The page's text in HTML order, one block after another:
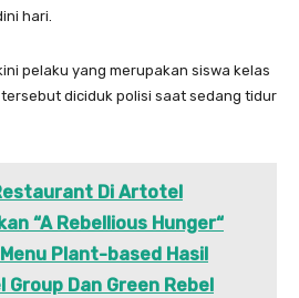
hari.
pelaku yang merupakan siswa kelas
tersebut diciduk polisi saat sedang tidur
Di Artotel
“A Rebellious Hunger“
Plant-based Hasil
Dan Green Rebel